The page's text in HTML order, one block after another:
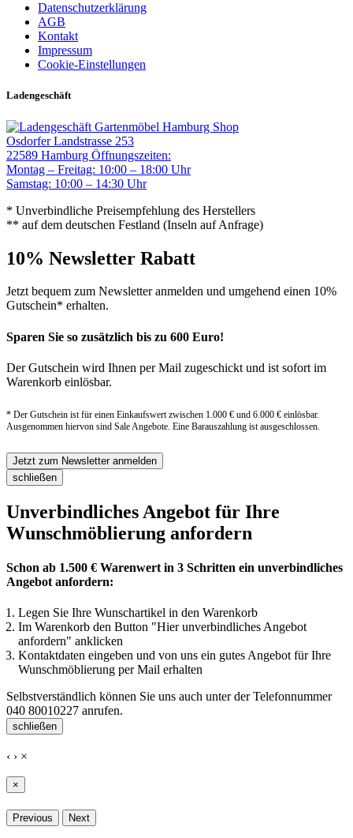
Datenschutzerklärung
AGB
Kontakt
Impressum
Cookie-Einstellungen
Ladengeschäft
Gartenmöbel Hamburg Shop
Osdorfer Landstrasse 253
22589 Hamburg Öffnungszeiten:
Montag – Freitag: 10:00 – 18:00 Uhr
Samstag: 10:00 – 14:30 Uhr
* Unverbindliche Preisempfehlung des Herstellers
** auf dem deutschen Festland (Inseln auf Anfrage)
10% Newsletter Rabatt
Jetzt bequem zum Newsletter anmelden und umgehend einen 10%
Gutschein* erhalten.
Sparen Sie so zusätzlich bis zu 600 Euro!
Der Gutschein wird Ihnen per Mail zugeschickt und ist sofort im
Warenkorb einlösbar.
* Der Gutschein ist für einen Einkaufswert zwischen 1.000 € und 6.000 € einlösbar.
Ausgenommen hiervon sind Sale Angebote. Eine Barauszahlung ist ausgeschlossen.
Jetzt zum Newsletter anmelden
schließen
Unverbindliches Angebot für Ihre
Wunschmöblierung anfordern
Schon ab 1.500 € Warenwert in 3 Schritten ein unverbindliches
Angebot anfordern:
Legen Sie Ihre Wunschartikel in den Warenkorb
Im Warenkorb den Button "Hier unverbindliches Angebot
anfordern" anklicken
Kontaktdaten eingeben und von uns ein gutes Angebot für Ihre
Wunschmöblierung per Mail erhalten
Selbstverständlich können Sie uns auch unter der Telefonnummer
040 80010227 anrufen.
schließen
‹ › ×
×
Previous Next